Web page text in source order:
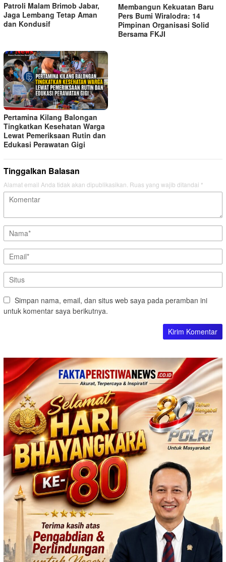
Patroli Malam Brimob Jabar,
Jaga Lembang Tetap Aman
dan Kondusif
Membangun Kekuatan Baru
Pers Bumi Wiralodra: 14
Pimpinan Organisasi Solid
Bersama FKJI
Pertamina Kilang Balongan
Tingkatkan Kesehatan Warga
Lewat Pemeriksaan Rutin dan
Edukasi Perawatan Gigi
Tinggalkan Balasan
Alamat email Anda tidak akan dipublikasikan. Ruas yang wajib ditandai *
Simpan nama, email, dan situs web saya pada peramban ini
untuk komentar saya berikutnya.